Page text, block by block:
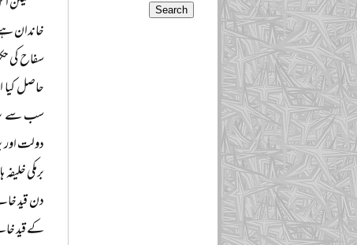
خاندان
سفاح کی
حاصل کیا
سب سے
دولت اور
برمکی
دن قید
کے قید